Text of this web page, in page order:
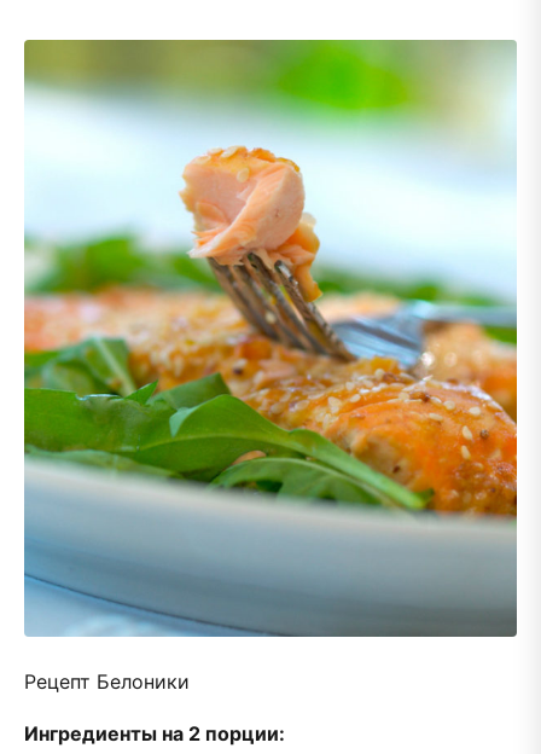
Рецепт Белоники
Ингредиенты на 2 порции: